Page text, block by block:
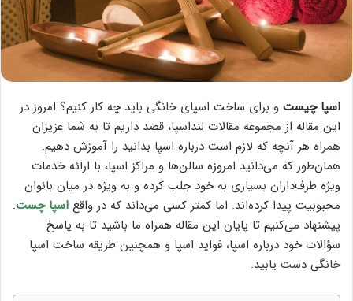
اسپا چیست و برای ساخت اسپای خانگی باید چه کار کنیم؟ امروز در
این مقاله از مجموعه مقالات لنداسپا، قصد داریم تا به شما عزیزان
همراه هر آنچه که لازم است درباره اسپا بدانید را آموزش دهیم.
همان‌طور که می‌دانید امروزه سالن‌ها و مراکز اسپا، با ارائه خدمات
ویژه طرف‌داران بسیاری به خود جلب کرده و به ویژه در میان بانوان
محبوبیت پیدا کرده‌اند. اما کمتر کسی می‌داند که در واقع اسپا چست.
پیشنهاد می‌کنیم تا پایان این مقاله همراه ما باشید تا به پاسخ
سؤالات خود درباره اسپا، فواید اسپا و همچنین طریقه ساخت اسپا
خانگی دست یابید.